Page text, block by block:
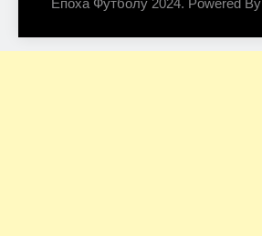
Епоха Футболу 2024. Powered By